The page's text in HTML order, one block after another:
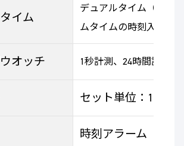
イム
デュアルタイム（27タ
ムタイムの時刻入替機
オッチ 1秒計測、24時間計
セット単位：1秒、
時刻アラーム